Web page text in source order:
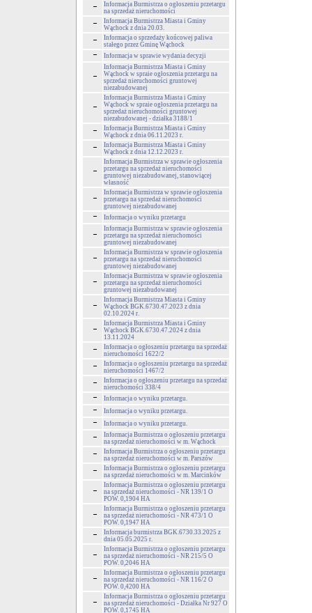
Informacja Burmistrza o ogłoszeniu przetargu
na sprzedaż nieruchomości
Informacja Burmistrza Miasta i Gminy
Wąchock z dnia 20.03.
Informacja o sprzedaży końcowej paliwa
stałego przez Gminę Wąchock
Informacja w sprawie wydania decyzji
Informacja Burmistrza Miasta i Gminy
Wąchock w spraie ogłoszenia przetargu na
sprzedaż nieruchomości gruntowej
niezabudowanej
Informacja Burmistrza Miasta i Gminy
Wąchock w spraie ogłoszenia przetargu na
sprzedaż nieruchomości gruntowej
niezabudowanej - działka 3188/1
Informacja Burmistrza Miasta i Gminy
Wąchock z dnia 06.11.2023 r.
Informacja Burmistrza Miasta i Gminy
Wąchock z dnia 12.12.2023 r.
Informacja Burmistrza w sprawie ogłoszenia
przetargu na sprzedaż nieruchomości
gruntowej niezabudowanej, stanowiącej
własność
Informacja Burmistrza w sprawie ogłoszenia
przetargu na sprzedaż nieruchomości
gruntowej niezabudowanej
Informacja o wyniku przetargu
Informacja Burmistrza w sprawie ogłoszenia
przetargu na sprzedaż nieruchomości
gruntowej niezabudowanej
Informacja Burmistrza w sprawie ogłoszenia
przetargu na sprzedaż nieruchomości
gruntowej niezabudowanej
Informacja Burmistrza w sprawie ogłoszenia
przetargu na sprzedaż nieruchomości
gruntowej niezabudowanej
Informacja Burmistrza Miasta i Gminy
Wąchock BGK.6730.47.2023 z dnia
02.10.2024 r.
Informacja Burmistrza Miasta i Gminy
Wąchock BGK.6730.47.2024 z dnia
13.11.2024
Informacja o ogłoszeniu przetargu na sprzedaż
nieruchomości 1622/2
Informacja o ogłoszeniu przetargu na sprzedaż
nieruchomości 1467/2
Informacja o ogłoszeniu przetargu na sprzedaż
nieruchomości 338/4
Informacja o wyniku przetargu.
Informacja o wyniku przetargu.
Informacja o wyniku przetargu.
Informacja Burmistrza o ogłoszeniu przetargu
na sprzedaż nieruchomości w m. Wąchock
Informacja Burmistrza o ogłoszeniu przetargu
na sprzedaż nieruchomości w m. Parszów
Informacja Burmistrza o ogłoszeniu przetargu
na sprzedaż nieruchomości w m. Marcinków
Informacja Burmistrza o ogłoszeniu przetargu
na sprzedaż nieruchomości - NR 139/1 O
POW. 0,1904 HA
Informacja Burmistrza o ogłoszeniu przetargu
na sprzedaż nieruchomości - NR 473/1 O
POW. 0,1947 HA
Informacja burmistrza BGK.6730.33.2025 z
dnia 05.05.2025 r.
Informacja Burmistrza o ogłoszeniu przetargu
na sprzedaż nieruchomości - NR 215/5 O
POW. 0,2046 HA
Informacja Burmistrza o ogłoszeniu przetargu
na sprzedaż nieruchomości - NR 116/2 O
POW. 0,4200 HA
Informacja Burmistrza o ogłoszeniu przetargu
na sprzedaż nieruchomości - Działka Nr 927 O
POW. 0,1745 HA